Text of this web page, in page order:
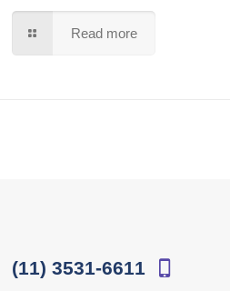
Read more
(11) 3531-6611